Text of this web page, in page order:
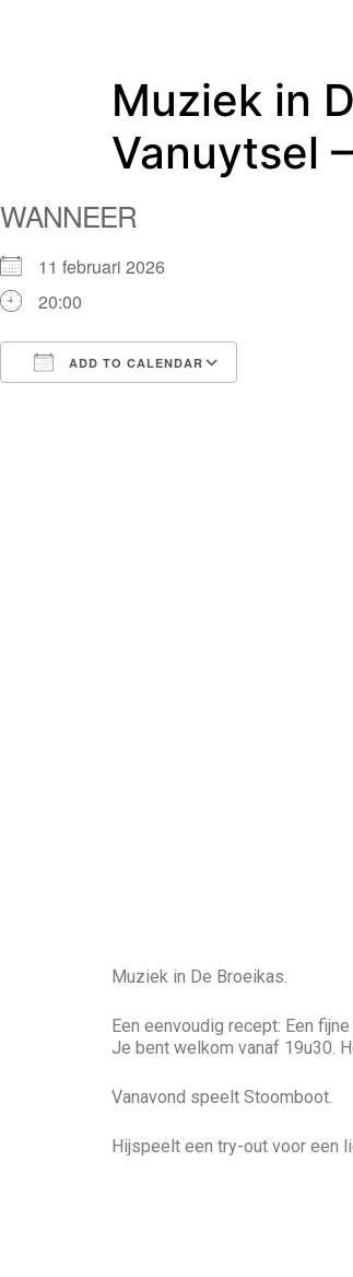
Muziek in
Vanuytsel
WANNEER
11 februari 2026
20:00
ADD TO CALENDAR
Muziek in De Broeikas.
Een eenvoudig recept: Een
Je bent welkom vanaf 19u30.
Vanavond speelt Stoomboot.
Hijspeelt een try-out voor een